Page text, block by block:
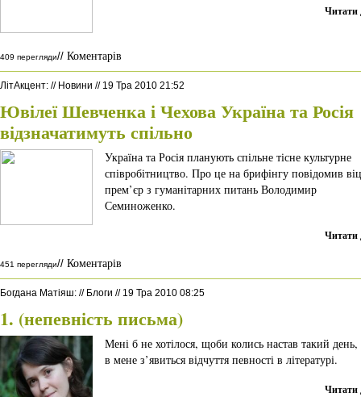
Читати
409 перегляди// Коментарів
ЛітАкцент: // Новини // 19 Тра 2010 21:52
Ювілеї Шевченка і Чехова Україна та Росія
відзначатимуть спільно
Україна та Росія планують спільне тісне культурне
співробітництво. Про це на брифінгу повідомив
прем’єр з гуманітарних питань Володимир
Семиноженко.
Читати
451 перегляди// Коментарів
Богдана Матіяш: // Блоги // 19 Тра 2010 08:25
1. (непевність письма)
Мені б не хотілося, щоби колись настав такий
в мене з’явиться відчуття певності в літературі.
Читати